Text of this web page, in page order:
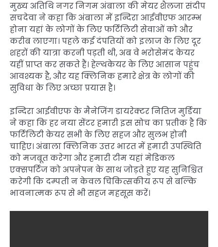
मुख्य अतिथि नगर निगम अंबाला की मेयर शैलजा संदीप
सचदेवा ने कहा कि अंबाला में इन्दिरा आईवीएफ आरम्भ
होना यहां के लोगों के लिए फर्टिलिटी सेवाओं को और
करीब लाएगा। पहले कई दंपतियों को इलाज के लिए दूर
शहरों की यात्रा करनी पड़ती थी, अब वे भरोसेमंद केयर
यहीं प्राप्त कर सकते हैं। हेल्थकेयर के लिए आसान पहुंच
आवश्यक है, और यह क्लिनिक हमारे क्षेत्र के लोगों की
सुविधा के लिए अच्छा प्रयास है।
इन्दिरा आईवीएफ के मैनेजिंग डायरेक्टर नितिज मुर्डिया
ने कहा कि हर नया सेंटर हमारी इस सोच का प्रतीक है कि
फर्टिलिटी केयर सभी के लिए सहज और सुलभ होनी
चाहिए। अंबाला क्लिनिक उत्तर भारत में हमारी उपस्थिति
को मजबूत करेगा और हमारी टीम यहां मेडिकल
एक्सपर्टिज को अपनेपन के साथ जोड़ते हुए यह सुनिश्चित
करेगी कि दम्पती न केवल चिकित्सकीय रूप से बल्कि
भावनात्मक रूप से भी सहज महसूस करें।